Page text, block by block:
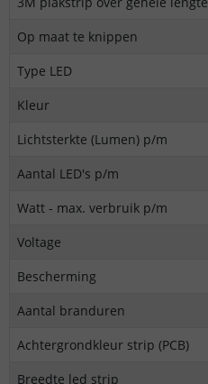
Op maat te knippen
Type LED
Kleur
Lichtsterkte (Lumen) p/m
Aantal LED's p/m
Watt - max. verbruik p/m
Voltage
Bescherming
Aantal branduren
Achtergrondkleur strip (PCB)
Breedte led strip